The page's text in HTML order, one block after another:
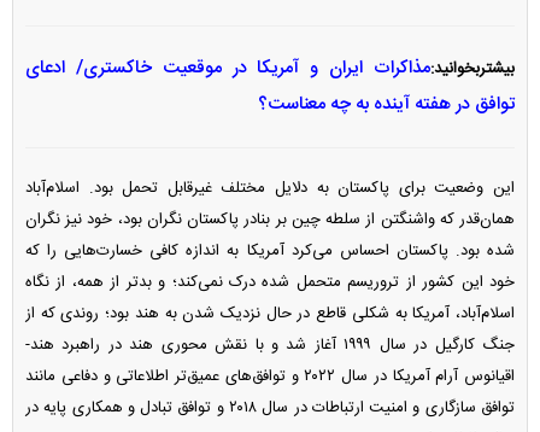
بیشتربخوانید:مذاکرات ایران و آمریکا در موقعیت خاکستری/ ادعای
توافق در هفته آینده به چه معناست؟
این وضعیت برای پاکستان به دلایل مختلف غیرقابل تحمل بود. اسلام‌آباد
همان‌قدر که واشنگتن از سلطه چین بر بنادر پاکستان نگران بود، خود نیز نگران
شده بود. پاکستان احساس می‌کرد آمریکا به اندازه کافی خسارت‌هایی را که
خود این کشور از تروریسم متحمل شده درک نمی‌کند؛ و بدتر از همه، از نگاه
اسلام‌آباد، آمریکا به شکلی قاطع در حال نزدیک شدن به هند بود؛ روندی که از
جنگ کارگیل در سال ۱۹۹۹ آغاز شد و با نقش محوری هند در راهبرد هند-
اقیانوس آرام آمریکا در سال ۲۰۲۲ و توافق‌های عمیق‌تر اطلاعاتی و دفاعی مانند
توافق سازگاری و امنیت ارتباطات در سال ۲۰۱۸ و توافق تبادل و همکاری پایه در